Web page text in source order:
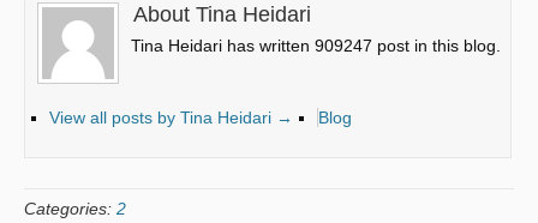
About Tina Heidari
Tina Heidari has written 909247 post in this blog.
View all posts by Tina Heidari → Blog
Categories: 2